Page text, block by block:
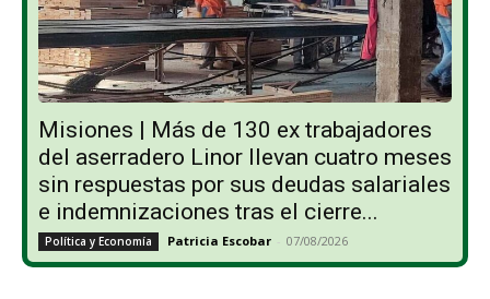
Misiones | Más de 130 ex trabajadores
del aserradero Linor llevan cuatro meses
sin respuestas por sus deudas salariales
e indemnizaciones tras el cierre...
Política y Economía Patricia Escobar - 07/08/2026